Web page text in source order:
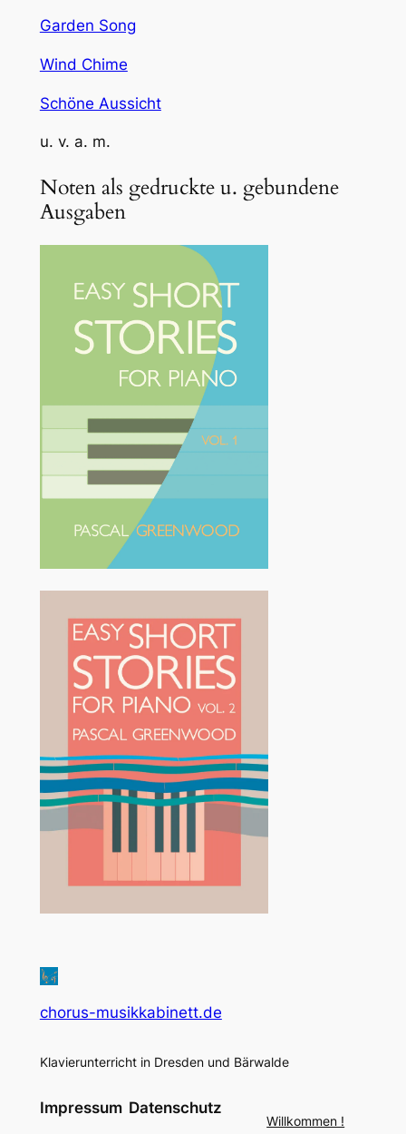
Garden Song
Wind Chime
Schöne Aussicht
u. v. a. m.
Noten als gedruckte u. gebundene
Ausgaben
chorus-musikkabinett.de
Klavierunterricht in Dresden und Bärwalde
Impressum Datenschutz
Willkommen !